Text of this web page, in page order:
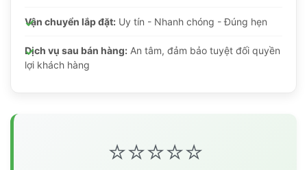
Vận chuyển lắp đặt: Uy tín - Nhanh chóng - Đúng hẹn
Dịch vụ sau bán hàng: An tâm, đảm bảo tuyệt đối quyền
lợi khách hàng
⭐⭐⭐⭐⭐